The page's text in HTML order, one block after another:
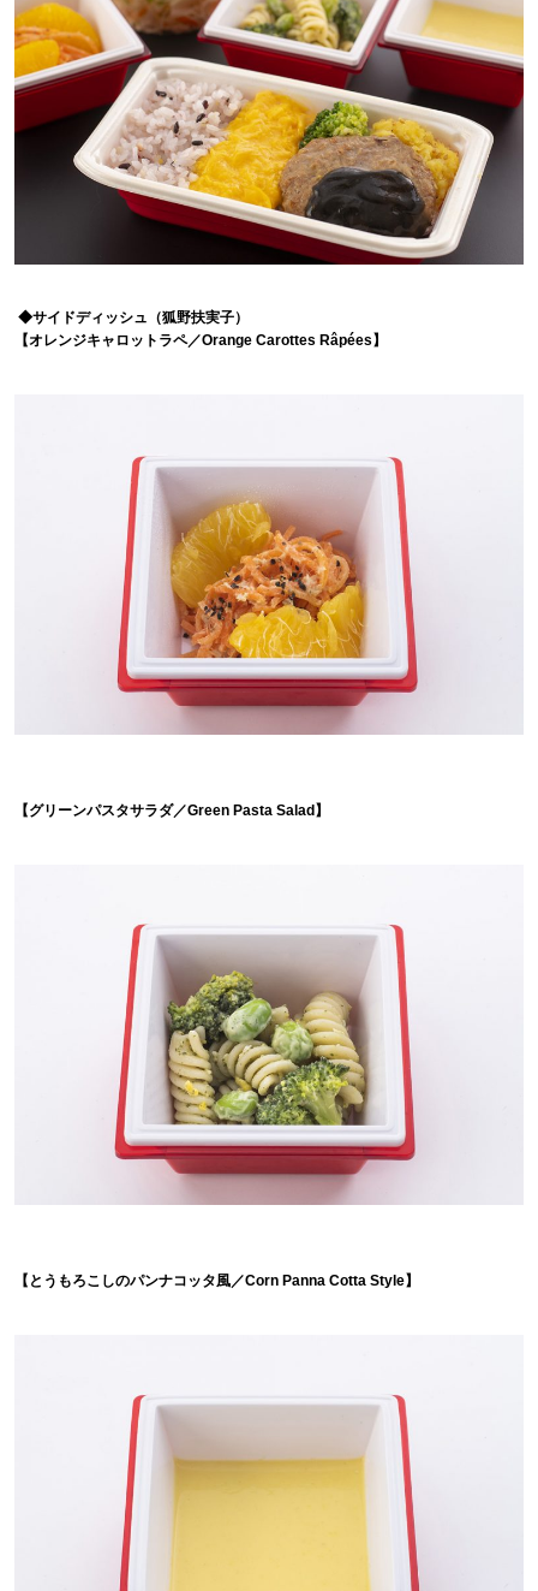
◆サイドディッシュ（狐野扶実子）
【オレンジキャロットラペ／Orange Carottes Râpées】
【グリーンパスタサラダ／Green Pasta Salad】
【とうもろこしのパンナコッタ風／Corn Panna Cotta Style】